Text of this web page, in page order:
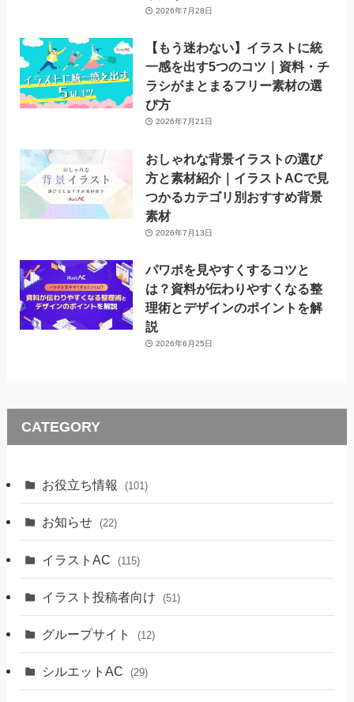
2026年7月28日
【もう迷わない】イラストに統
一感を出す5つのコツ｜資料・チ
ラシがまとまるフリー素材の選
び方
2026年7月21日
おしゃれな背景イラストの選び
方と素材紹介｜イラストACで見
つかるカテゴリ別おすすめ背景
素材
2026年7月13日
パワポを見やすくするコツと
は？資料が伝わりやすくなる整
理術とデザインのポイントを解
説
2026年6月25日
CATEGORY
お役立ち情報 (101)
お知らせ (22)
イラストAC (115)
イラスト投稿者向け (51)
グループサイト (12)
シルエットAC (29)